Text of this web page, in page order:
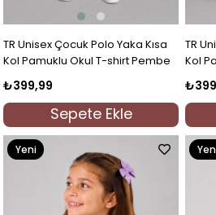
TR Unisex Çocuk Polo Yaka Kısa
Kol Pamuklu Okul T-shirt Pembe
₺399,99
Sepete Ekle
TR
Kol
Yeni